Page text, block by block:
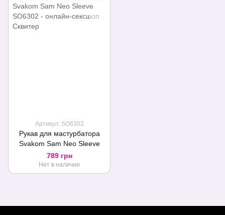
Артикул: SO6302
Рукав для мастурбатора
Svakom Sam Neo Sleeve
789 грн
Нет в наличии